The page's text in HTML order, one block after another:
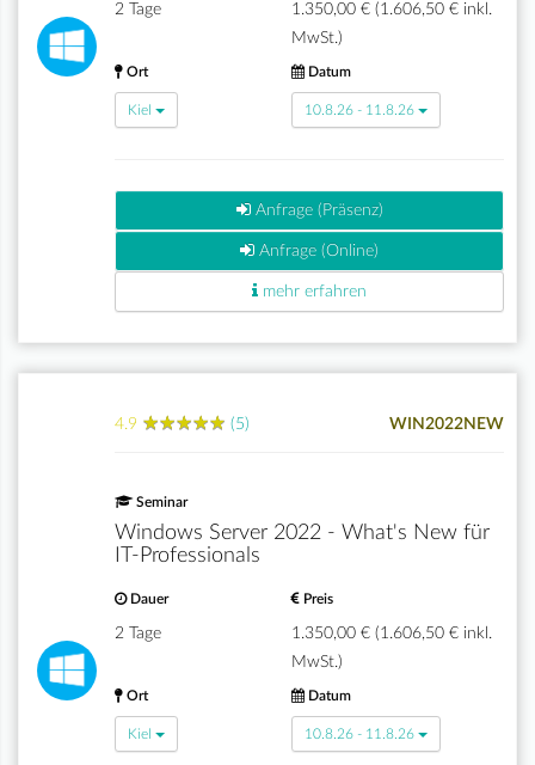
2 Tage
1.350,00 € (1.606,50 € inkl.
MwSt.)
Ort
Kiel
Datum
10.8.26 - 11.8.26
Anfrage (Präsenz)
Anfrage (Online)
mehr erfahren
4.9 ★★★★★
★★★★★ (5) WIN2022NEW
Seminar
Windows Server 2022 - What's New für
IT-Professionals
Dauer
2 Tage
Preis
1.350,00 € (1.606,50 € inkl.
MwSt.)
Ort
Kiel
Datum
10.8.26 - 11.8.26